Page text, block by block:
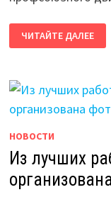
С
УВАЖЕНИЕМ
И
ЧИТАЙТЕ ДАЛЕЕ
НОВОСТИ
Из лучших